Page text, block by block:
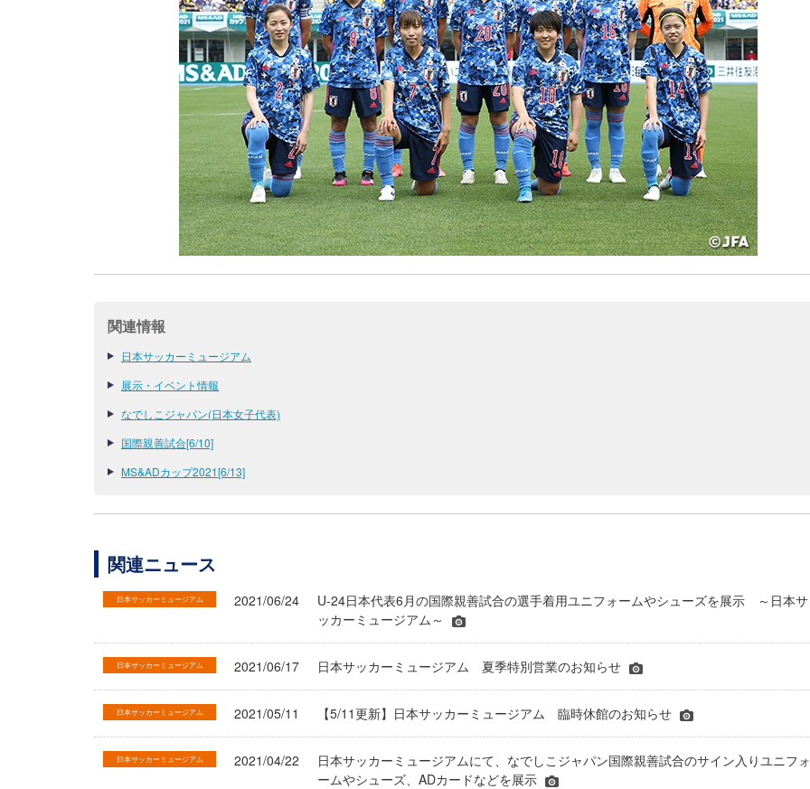
関連情報
日本サッカーミュージアム
展示・イベント情報
なでしこジャパン(日本女子代表)
国際親善試合[6/10]
MS&ADカップ2021[6/13]
関連ニュース
日本サッカーミュージアム 2021/06/24
U-24日本代表6月の国際親善試合の選手着用ユニフォームやシューズを展示 ～日本サ
ッカーミュージアム～
日本サッカーミュージアム 2021/06/17 日本サッカーミュージアム 夏季特別営業のお知らせ
日本サッカーミュージアム 2021/05/11 【5/11更新】日本サッカーミュージアム 臨時休館のお知らせ
日本サッカーミュージアム 2021/04/22
日本サッカーミュージアムにて、なでしこジャパン国際親善試合のサイン入りユニフォ
ームやシューズ、ADカードなどを展示